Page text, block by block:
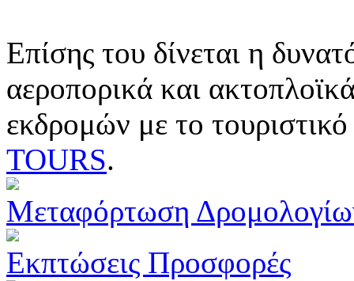
Επίσης του δίνεται η
αεροπορικά και
εκδρομών με το
TOURS.
Μεταφόρτωση
Εκπτώσεις Προσφορές